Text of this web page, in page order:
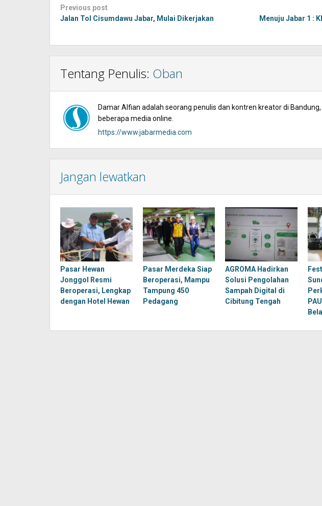
Post
navigation
Previous post
Jalan Tol Cisumdawu Jabar, Mulai Dikerjakan
Menuju Jabar 1 :
Tentang Penulis: Oban
Damar Alfian adalah seorang penulis dan kontren kreator di
beberapa media online.
https://www.jabarmedia.com
Jangan lewatkan
Pasar Hewan
Jonggol Resmi
Beroperasi, Lengkap
dengan Hotel Hewan
Pasar Merdeka Siap
Beroperasi, Mampu
Tampung 450
Pedagang
AGROMA Hadirkan
Solusi Pengolahan
Sampah Digital di
Cibitung Tengah